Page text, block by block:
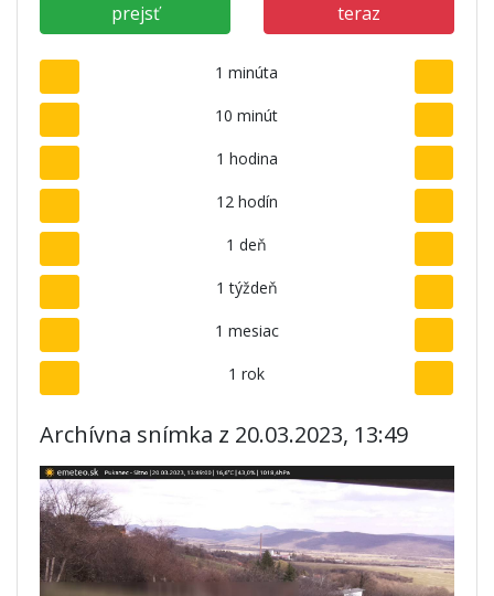
prejsť teraz
1 minúta
10 minút
1 hodina
12 hodín
1 deň
1 týždeň
1 mesiac
1 rok
Archívna snímka z 20.03.2023, 13:49